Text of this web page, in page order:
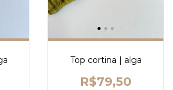
Top cortina | alga
R$79,50